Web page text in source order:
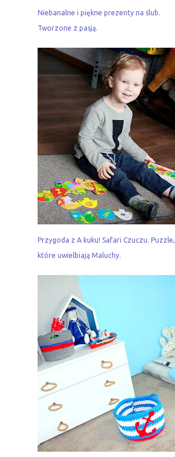
Niebanalne i piękne prezenty na ślub.
Tworzone z pasją.
Przygoda z A kuku! Safari Czuczu. Puzzle,
które uwielbiają Maluchy.